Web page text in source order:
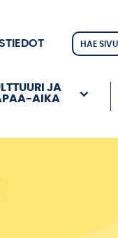
JA
AIKA